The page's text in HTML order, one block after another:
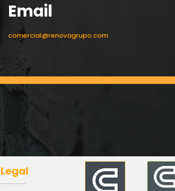
Email
comercial@renovagrupo.com
Legal